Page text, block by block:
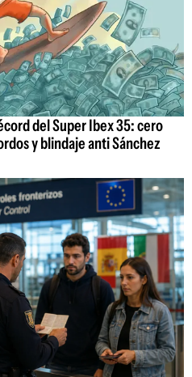
del Super Ibex 35: cero
y blindaje anti Sánchez